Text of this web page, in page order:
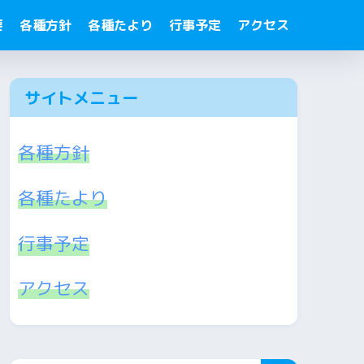
各種方針 各種たより 行事予定 アクセス
サイトメニュー
各種方針
各種たより
行事予定
アクセス